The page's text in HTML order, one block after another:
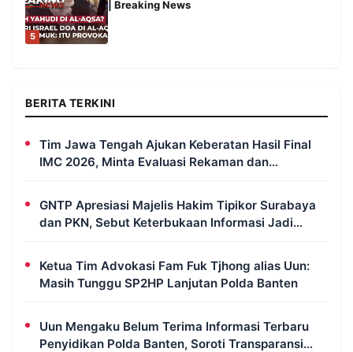
5
| Breaking News
BERITA TERKINI
Tim Jawa Tengah Ajukan Keberatan Hasil Final
IMC 2026, Minta Evaluasi Rekaman dan
Scorecard Juri
GNTP Apresiasi Majelis Hakim Tipikor Surabaya
dan PKN, Sebut Keterbukaan Informasi Jadi
Instrumen Pengawasan Korupsi
Ketua Tim Advokasi Fam Fuk Tjhong alias Uun:
Masih Tunggu SP2HP Lanjutan Polda Banten
Uun Mengaku Belum Terima Informasi Terbaru
Penyidikan Polda Banten, Soroti Transparansi